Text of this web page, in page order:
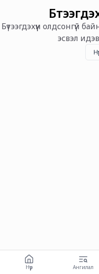
Бүтээгдэхүүн олдсонгүй
эсвэл
Нүүр Ангилал